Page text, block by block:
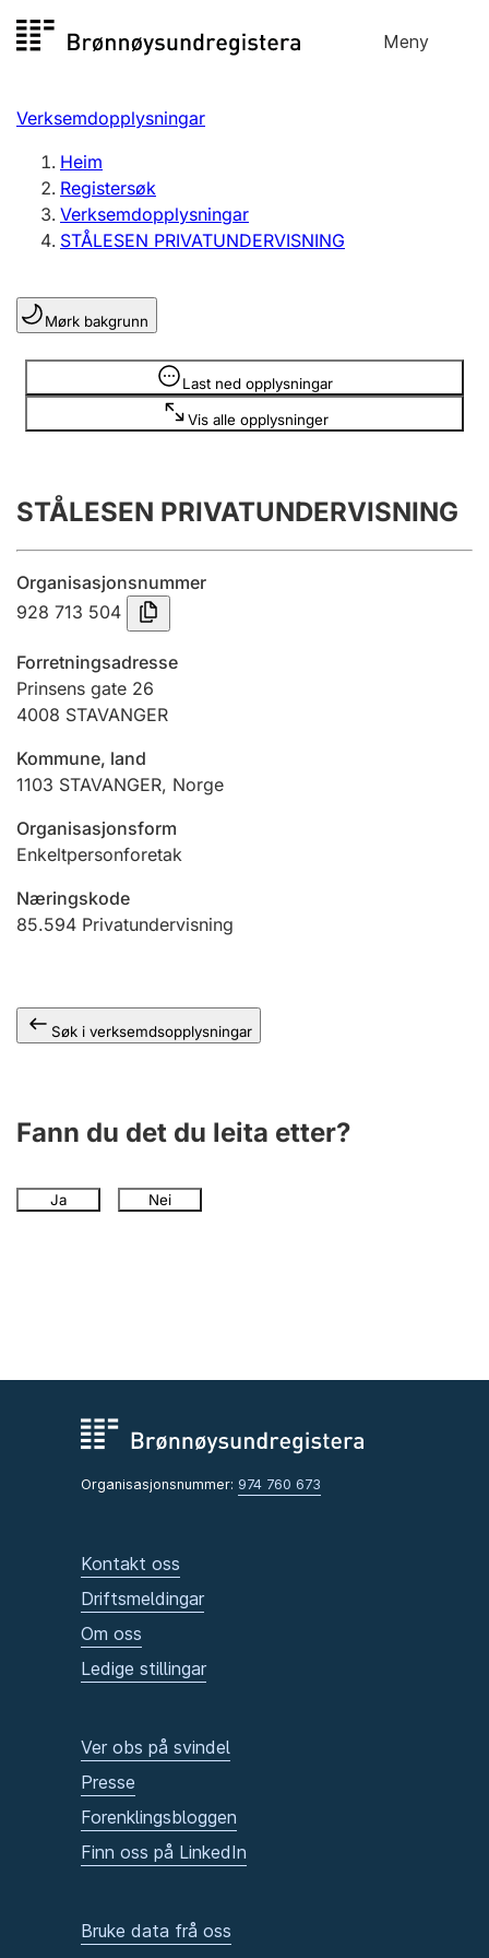
til
Meny
Registersøk
Aksjeselskap
Enkeltpersonføretak
Registrere, endre, slette
Lag og foreining
Registrere, endre, slette
Årsrekneskap
Innsending og forseinkingsgebyr
Tinglysing
Jeger
Ektepaktrettleiaren
Andre tema
Verksemdopplysningar
Heim
Registersøk
Verksemdopplysningar
STÅLESEN PRIVATUNDERVISNING
Mørk bakgrunn
Last ned opplysningar
Vis alle opplysninger
Opplysninger er skjult
STÅLESEN PRIVATUNDERVISNING
Organisasjonsnummer
928 713 504
Forretningsadresse
Prinsens gate 26
4008 STAVANGER
Kommune, land
1103 STAVANGER, Norge
Organisasjonsform
Enkeltpersonforetak
Næringskode
85.594 Privatundervisning
Søk i verksemdsopplysningar
Fann du det du leita etter?
Ja Nei
Organisasjonsnummer: 974 760 673
Kontakt oss
Driftsmeldingar
Om oss
Ledige stillingar
Ver obs på svindel
Presse
Forenklingsbloggen
Finn oss på LinkedIn
Bruke data frå oss